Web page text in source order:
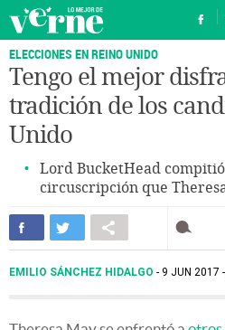
ELECCIONES EN REINO UNIDO
Tengo el mejor
tradición de los
Unido
Lord BucketHead
circuscripción que
EMILIO SÁNCHEZ HIDALGO 9 JUN 2017